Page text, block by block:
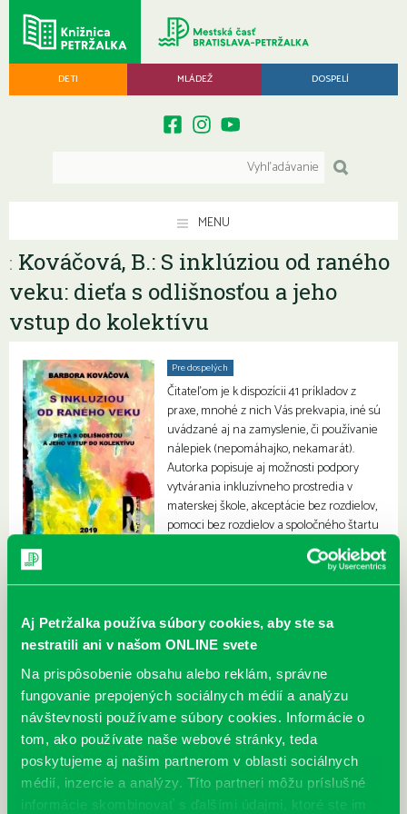
Aj Petržalka používa súbory cookies, aby ste sa
nestratili ani v našom ONLINE svete
Na prispôsobenie obsahu alebo reklám, správne
fungovanie prepojených sociálnych médií a analýzu
návštevnosti používame súbory cookies. Informácie o
tom, ako používate naše webové stránky, teda
poskytujeme aj našim partnerom v oblasti sociálnych
médií, inzercie a analýzy. Títo partneri môžu príslušné
informácie skombinovať s ďalšími údajmi, ktoré ste im
DETI MLÁDEŽ DOSPELÍ
MENU
: Kováčová, B.: S inklúziou od raného
veku: dieťa s odlišnosťou a jeho
vstup do kolektívu
Pre dospelých
Čitateľom je k dispozícii 41 príkladov z
praxe, mnohé z nich Vás prekvapia, iné sú
uvádzané aj na zamyslenie, či používanie
nálepiek (nepomáhajko, nekamarát).
Autorka popisuje aj možnosti podpory
vytvárania inkluzívneho prostredia v
materskej škole, akceptácie bez rozdielov,
pomoci bez rozdielov a spoločného štartu
pre každého v našej spoločnosti.